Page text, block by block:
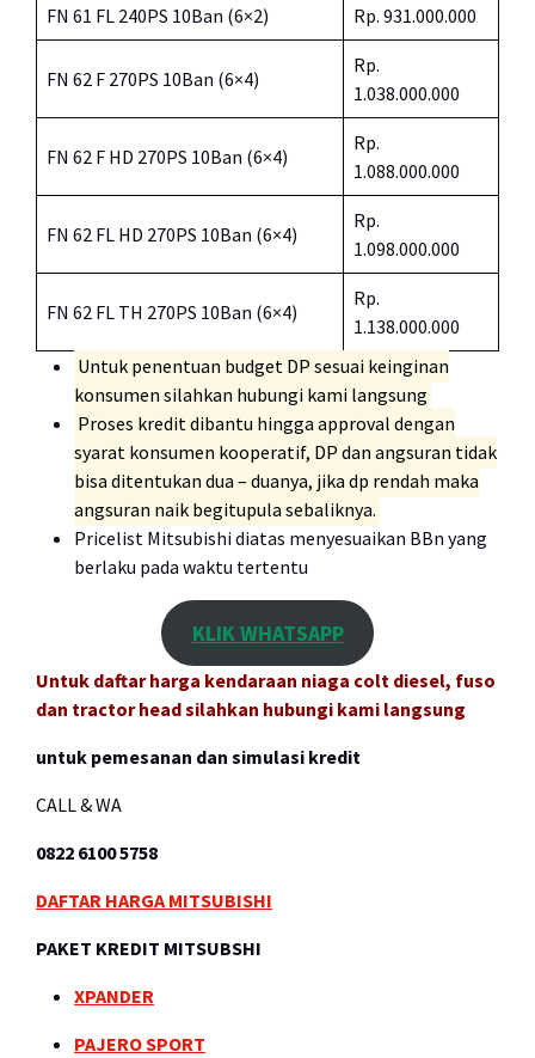
FN 61 FL 240PS 10Ban (6×2) Rp. 931.000.000
FN 62 F 270PS 10Ban (6×4)
Rp.
1.038.000.000
FN 62 F HD 270PS 10Ban (6×4)
Rp.
1.088.000.000
FN 62 FL HD 270PS 10Ban (6×4)
Rp.
1.098.000.000
FN 62 FL TH 270PS 10Ban (6×4)
Rp.
1.138.000.000
Untuk penentuan budget DP sesuai keinginan
konsumen silahkan hubungi kami langsung
Proses kredit dibantu hingga approval dengan
syarat konsumen kooperatif, DP dan angsuran tidak
bisa ditentukan dua – duanya, jika dp rendah maka
angsuran naik begitupula sebaliknya.
Pricelist Mitsubishi diatas menyesuaikan BBn yang
berlaku pada waktu tertentu
KLIK WHATSAPP
Untuk daftar harga kendaraan niaga colt diesel, fuso
dan tractor head silahkan hubungi kami langsung
untuk pemesanan dan simulasi kredit
CALL & WA
0822 6100 5758
DAFTAR HARGA MITSUBISHI
PAKET KREDIT MITSUBSHI
XPANDER
PAJERO SPORT